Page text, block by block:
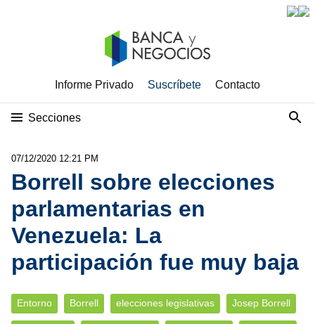
Informe Privado Suscríbete Contacto
Secciones
07/12/2020 12:21 PM
Borrell sobre elecciones
parlamentarias en
Venezuela: La
participación fue muy baja
Entorno Borrell elecciones legislativas Josep Borrell